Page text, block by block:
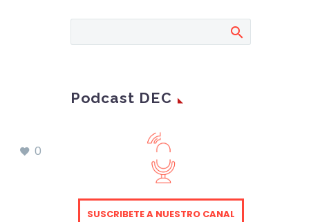
0
Podcast DEC
SUSCRIBETE A NUESTRO CANAL